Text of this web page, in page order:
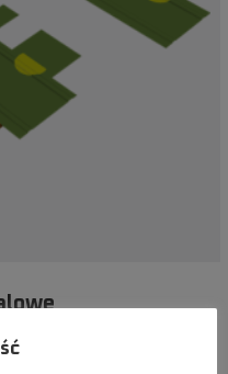
imitowanie wrogich